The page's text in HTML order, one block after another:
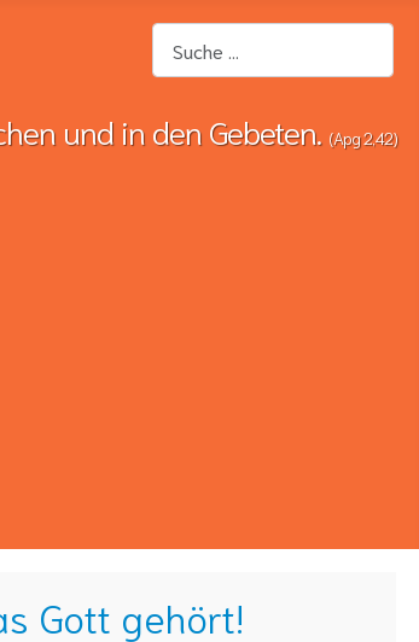
Suchen
und in den Gebeten. (Apg 2,42)
Gott gehört!